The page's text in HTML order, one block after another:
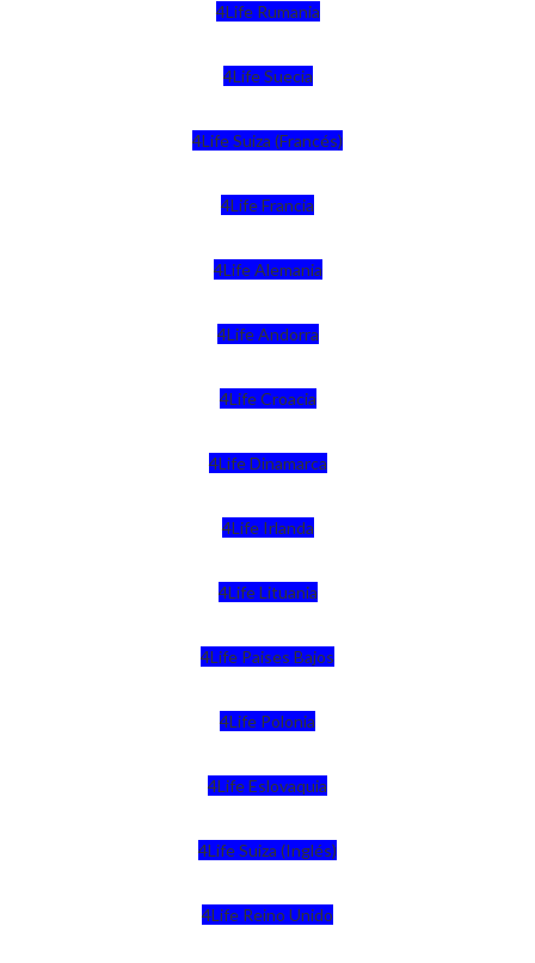
4Life Rumania
4Life Suecia
4Life Suiza (Francés)
4Life Francia
4Life Alemania
4Life Andorra
4Life Croacia
4Life Dinamarca
4Life Irlanda
4Life Lituania
4Life Paises Bajos
4Life Polonia
4Life Eslovaquia
4Life Suiza (Inglés)
4Life Reino Unido